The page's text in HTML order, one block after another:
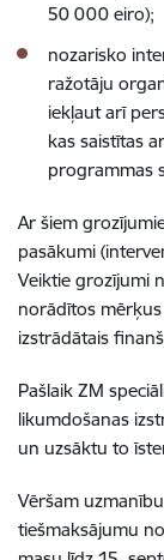
50 000 eiro);
nozarisko
ražotāju
iekļaut arī
kas saistītas
programmas
Ar šiem
pasākumi
Veiktie grozījumi
norādītos
izstrādātais
Pašlaik ZM
likumdošanas
un uzsāktu to
Vēršam
tiešmaksājumu